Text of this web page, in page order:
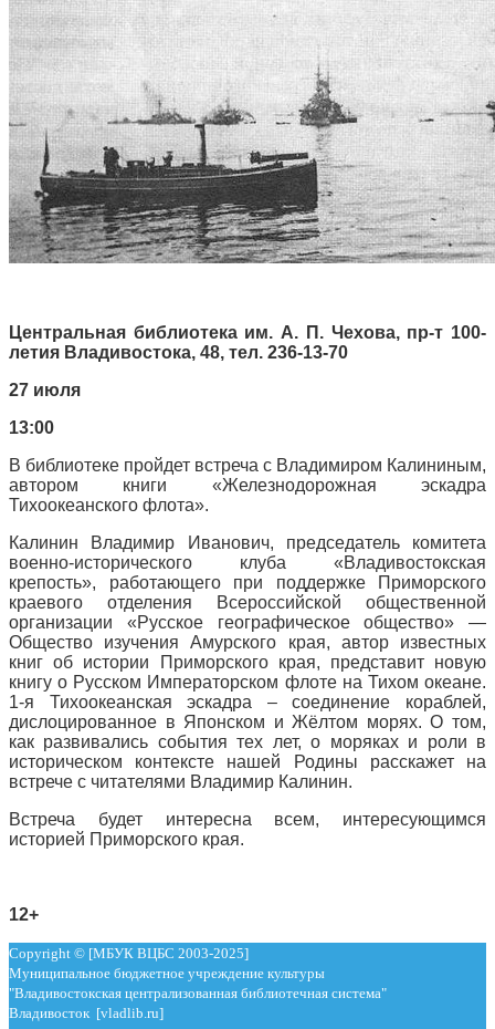
Центральная библиотека им. А. П. Чехова, пр-т 100-
летия Владивостока, 48, тел. 236-13-70
27 июля
13:00
В библиотеке пройдет встреча с Владимиром Калининым,
автором книги «Железнодорожная эскадра
Тихоокеанского флота».
Калинин Владимир Иванович, председатель комитета
военно-исторического клуба «Владивостокская
крепость», работающего при поддержке Приморского
краевого отделения Всероссийской общественной
организации «Русское географическое общество» —
Общество изучения Амурского края, автор известных
книг об истории Приморского края, представит новую
книгу о Русском Императорском флоте на Тихом океане.
1-я Тихоокеанская эскадра – соединение кораблей,
дислоцированное в Японском и Жёлтом морях. О том,
как развивались события тех лет, о моряках и роли в
историческом контексте нашей Родины расскажет на
встрече с читателями Владимир Калинин.
Встреча будет интересна всем, интересующимся
историей Приморского края.
12+
Copyright © [МБУК ВЦБС 2003-2025]
Муниципальное бюджетное учреждение культуры
"Владивостокская централизованная библиотечная система"
Владивосток [vladlib.ru]